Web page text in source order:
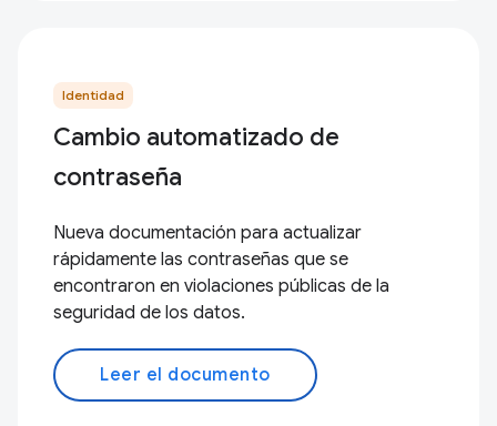
Identidad
Cambio automatizado de
contraseña
Nueva documentación para actualizar
rápidamente las contraseñas que se
encontraron en violaciones públicas de la
seguridad de los datos.
Leer el documento